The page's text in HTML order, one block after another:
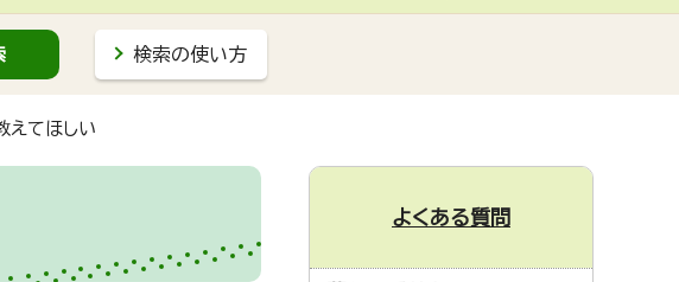
検索の使い方
えてほしい
よくある質問